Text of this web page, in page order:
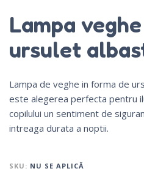
Lampa
ursulet
Lampa de veghe in forma de
este alegerea perfecta pentru
copilului un sentiment de
intreaga durata a noptii.
SKU: NU SE APLICĂ